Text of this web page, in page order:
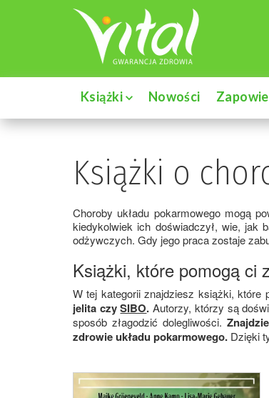
Książki Nowości
Książki o
Choroby układu pokarmowego mogą
kiedykolwiek ich doświadczył, wie, jak
odżywczych. Gdy jego praca zostaje
Książki, które pomogą ci
W tej kategorii znajdziesz książki, które
jelita czySIBO. Autorzy, którzy są
sposób złagodzić dolegliwości.
zdrowie układu pokarmowego. Dzięki